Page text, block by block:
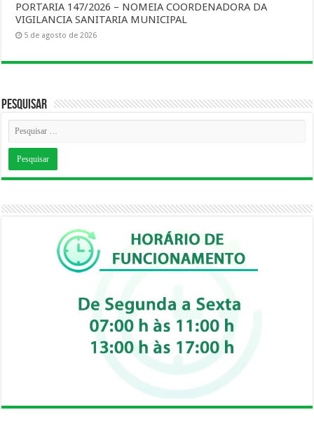
PORTARIA 147/2026 – NOMEIA COORDENADORA DA
VIGILANCIA SANITARIA MUNICIPAL
5 de agosto de 2026
Pesquisar